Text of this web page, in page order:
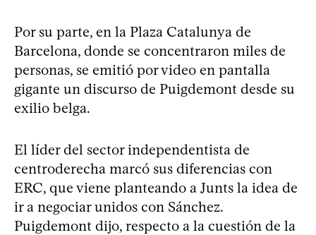
Por su parte, en la Plaza Catalunya de
Barcelona, donde se concentraron miles de
personas, se emitió por video en pantalla
gigante un discurso de Puigdemont desde su
exilio belga.
El líder del sector independentista de
centroderecha marcó sus diferencias con
ERC, que viene planteando a Junts la idea de
ir a negociar unidos con Sánchez.
Puigdemont dijo, respecto a la cuestión de la